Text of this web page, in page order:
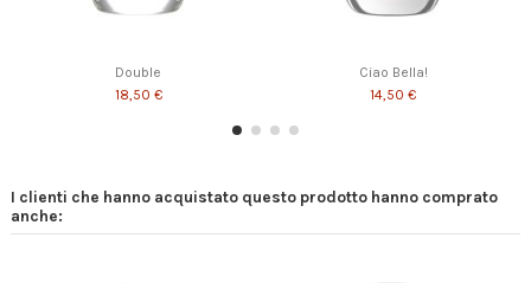
Double
18,50 €
Ciao Bella!
14,50 €
I clienti che hanno acquistato questo prodotto hanno comprato
anche: